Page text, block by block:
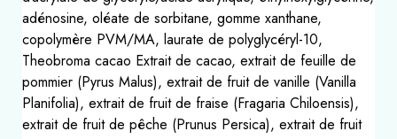
adénosine, oléate de sorbitane, gomme xanthane,
copolymère PVM/MA, laurate de polyglycéryl-10,
Theobroma cacao Extrait de cacao, extrait de feuille de
pommier (Pyrus Malus), extrait de fruit de vanille (Vanilla
Planifolia), extrait de fruit de fraise (Fragaria Chiloensis),
extrait de fruit de pêche (Prunus Persica), extrait de fruit